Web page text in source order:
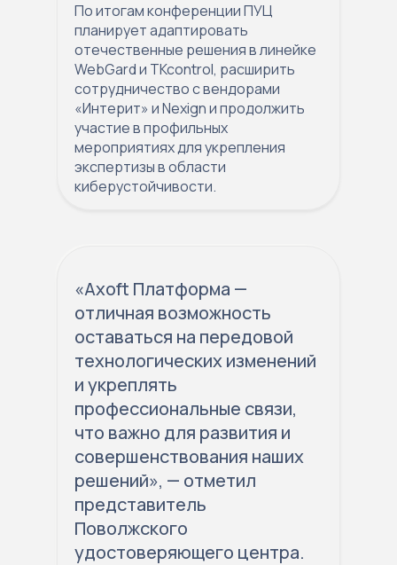
По итогам конференции ПУЦ
планирует адаптировать
отечественные решения в линейке
WebGard и TKcontrol, расширить
сотрудничество с вендорами
«Интерит» и Nexign и продолжить
участие в профильных
мероприятиях для укрепления
экспертизы в области
киберустойчивости.
«Axoft Платформа —
отличная возможность
оставаться на передовой
технологических изменений
и укреплять
профессиональные связи,
что важно для развития и
совершенствования наших
решений», — отметил
представитель
Поволжского
удостоверяющего центра.